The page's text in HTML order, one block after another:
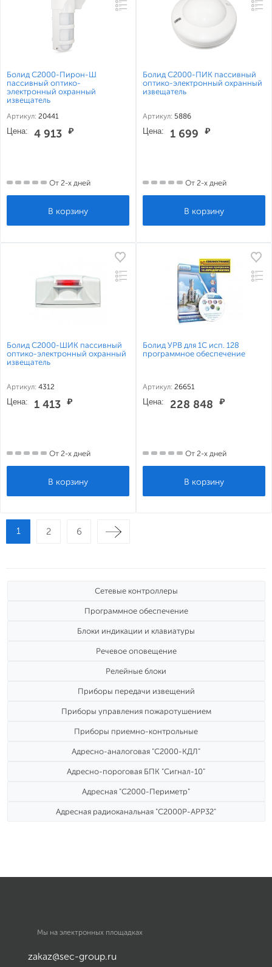
Болид С2000-Пирон-Ш
пассивный оптико-
электронный охранный
извещатель
Артикул: 20441
Цена: 4 913 ₽
От 2-х дней
Болид С2000-ПИК пассивный
оптико-электронный охранный
извещатель
Артикул: 5886
Цена: 1 699 ₽
От 2-х дней
Болид С2000-ШИК пассивный
оптико-электронный охранный
извещатель
Артикул: 4312
Цена: 1 413 ₽
От 2-х дней
Болид УРВ для 1С исп. 128
программное обеспечение
Артикул: 26651
Цена: 228 848 ₽
От 2-х дней
1 2 6
Сетевые контроллеры
Программное обеспечение
Блоки индикации и клавиатуры
Речевое оповещение
Релейные блоки
Приборы передачи извещений
Приборы управления пожаротушением
Приборы приемно-контрольные
Адресно-аналоговая "С2000-КДЛ"
Адресно-пороговая БПК "Сигнал-10"
Адресная "С2000-Периметр"
Адресная радиоканальная "С2000Р-АРР32"
Мы на электронных площадках
zakaz@sec-group.ru